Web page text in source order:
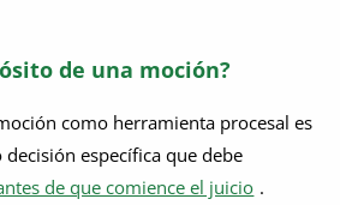
de una moción?
como herramienta procesal es
específica que debe
de que comience el juicio .